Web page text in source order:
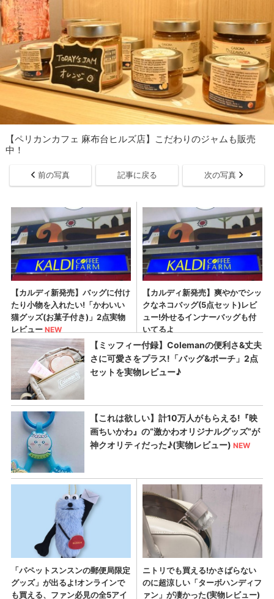
【ペリカンカフェ 麻布台ヒルズ店】こだわりのジャムも販売
中！
前の写真 記事に戻る 次の写真